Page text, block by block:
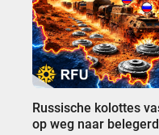
Russische kolottes
op weg naar